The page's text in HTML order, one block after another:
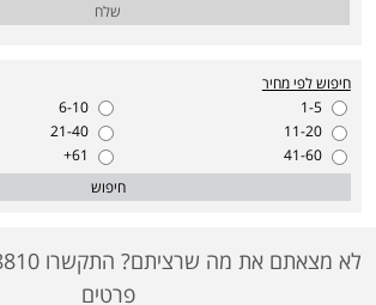
שלח
חיפוש לפי מחיר
1-5
6-10
11-20
21-40
41-60
61+
חיפוש
פרטים